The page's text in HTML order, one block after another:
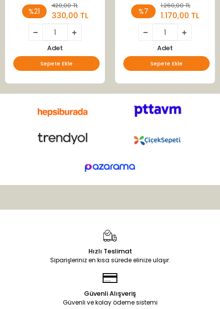
%21
420,00 TL
330,00 TL
Adet
Sepete Ekle
%7
1.260,00 TL
1.170,00 TL
Adet
Sepete Ekle
Hızlı Teslimat
Siparişleriniz en kısa sürede elinize ulaşır.
Güvenli Alışveriş
Güvenli ve kolay ödeme sistemi